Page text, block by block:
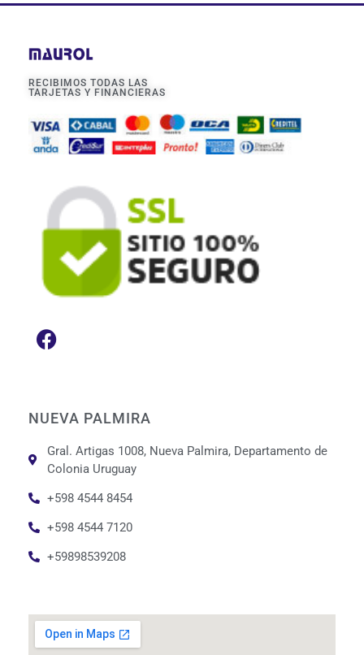
RECIBIMOS TODAS LAS
TARJETAS Y FINANCIERAS
NUEVA PALMIRA
Gral. Artigas 1008, Nueva Palmira, Departamento de
Colonia Uruguay
+598 4544 8454
+598 4544 7120
+59898539208